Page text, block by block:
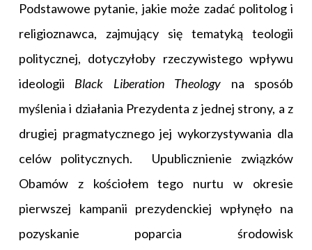
Podstawowe pytanie, jakie może zadać politolog i
religioznawca, zajmujący się tematyką teologii
politycznej, dotyczyłoby rzeczywistego wpływu
ideologii Black Liberation Theology na sposób
myślenia i działania Prezydenta z jednej strony, a z
drugiej pragmatycznego jej wykorzystywania dla
celów politycznych. Upublicznienie związków
Obamów z kościołem tego nurtu w okresie
pierwszej kampanii prezydenckiej wpłynęło na
pozyskanie poparcia środowisk